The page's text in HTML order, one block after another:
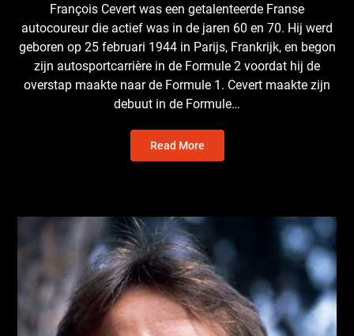
François Cevert was een getalenteerde Franse
autocoureur die actief was in de jaren 60 en 70. Hij werd
geboren op 25 februari 1944 in Parijs, Frankrijk, en begon
zijn autosportcarrière in de Formule 2 voordat hij de
overstap maakte naar de Formule 1. Cevert maakte zijn
debuut in de Formule…
Read More